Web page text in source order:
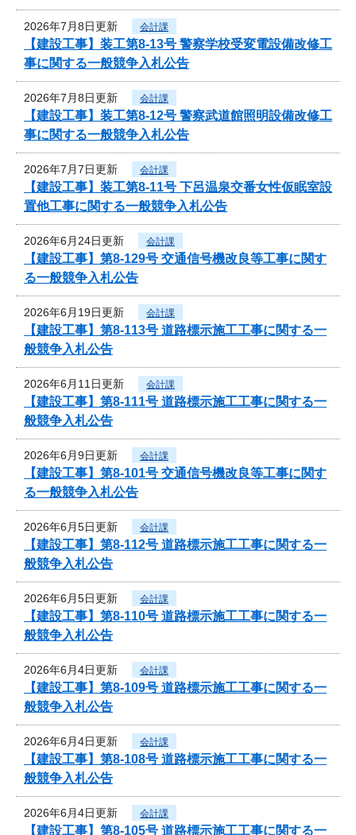
2026年7月8日更新 会計課
【建設工事】装工第8-13号 警察学校受変電設備改修工
事に関する一般競争入札公告
2026年7月8日更新 会計課
【建設工事】装工第8-12号 警察武道館照明設備改修工
事に関する一般競争入札公告
2026年7月7日更新 会計課
【建設工事】装工第8-11号 下呂温泉交番女性仮眠室設
置他工事に関する一般競争入札公告
2026年6月24日更新 会計課
【建設工事】第8-129号 交通信号機改良等工事に関す
る一般競争入札公告
2026年6月19日更新 会計課
【建設工事】第8-113号 道路標示施工工事に関する一
般競争入札公告
2026年6月11日更新 会計課
【建設工事】第8-111号 道路標示施工工事に関する一
般競争入札公告
2026年6月9日更新 会計課
【建設工事】第8-101号 交通信号機改良等工事に関す
る一般競争入札公告
2026年6月5日更新 会計課
【建設工事】第8-112号 道路標示施工工事に関する一
般競争入札公告
2026年6月5日更新 会計課
【建設工事】第8-110号 道路標示施工工事に関する一
般競争入札公告
2026年6月4日更新 会計課
【建設工事】第8-109号 道路標示施工工事に関する一
般競争入札公告
2026年6月4日更新 会計課
【建設工事】第8-108号 道路標示施工工事に関する一
般競争入札公告
2026年6月4日更新 会計課
【建設工事】第8-105号 道路標示施工工事に関する一